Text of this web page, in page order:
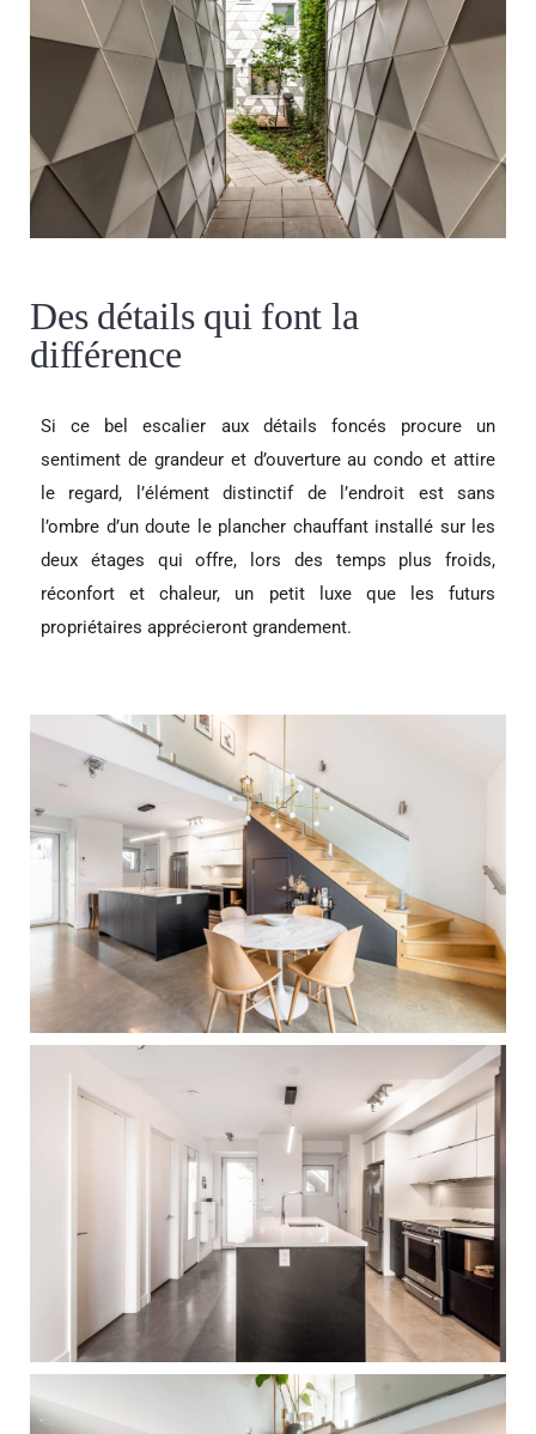
Des détails qui font la
différence
Si ce bel escalier aux détails foncés procure un
sentiment de grandeur et d’ouverture au condo et attire
le regard, l’élément distinctif de l’endroit est sans
l’ombre d’un doute le plancher chauffant installé sur les
deux étages qui offre, lors des temps plus froids,
réconfort et chaleur, un petit luxe que les futurs
propriétaires apprécieront grandement.